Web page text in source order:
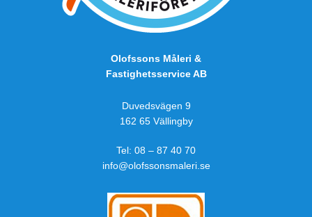
Olofssons Måleri &
Fastighetsservice AB
Duvedsvägen 9
162 65 Vällingby
Tel: 08 – 87 40 70
info@olofssonsmaleri.se